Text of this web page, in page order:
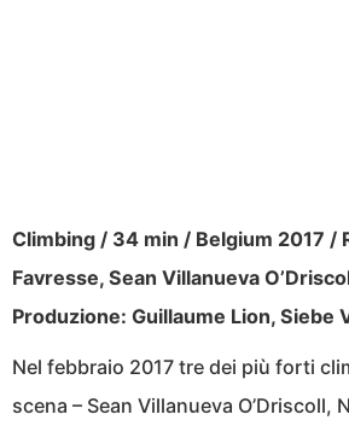
Climbing / 34 min / Belgium 2017 /
Favresse, Sean Villanueva
Produzione: Guillaume Lion, Siebe
Nel febbraio 2017 tre dei più forti
scena – Sean Villanueva O’Driscoll,